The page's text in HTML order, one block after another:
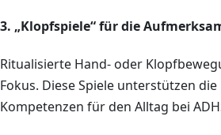
3. „Klopfspiele“ für die
Ritualisierte Hand- oder
Fokus. Diese Spiele unterstützen
Kompetenzen für den Alltag bei